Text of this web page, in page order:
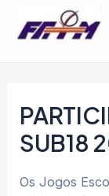
para
SUB18
Os Jogos
navigation